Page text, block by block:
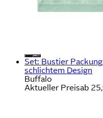
Set: Bustier
schlichtem Design
Buffalo
Aktueller Preisab